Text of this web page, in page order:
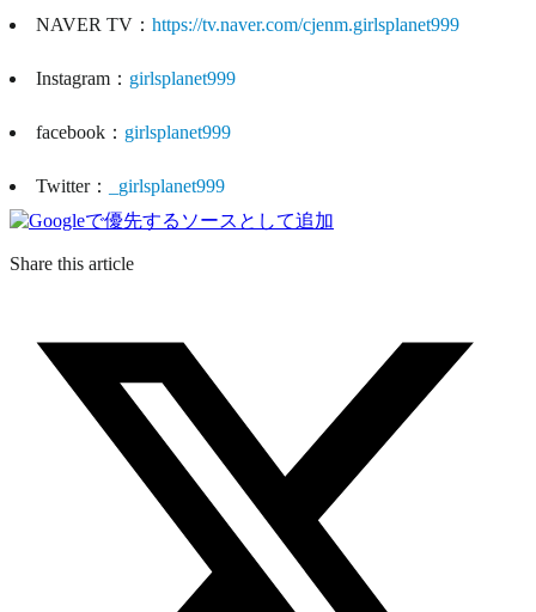
NAVER TV： https://tv.naver.com/cjenm.girlsplanet999
Instagram： girlsplanet999
facebook： girlsplanet999
Twitter： _girlsplanet999
Share this article